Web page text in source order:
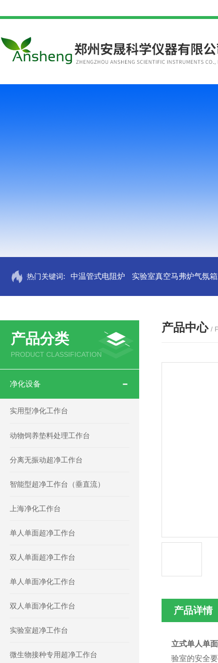
热门关键词: 中温管式电阻炉 实验室真空马弗炉气氛
产品分类
PRODUCT CLASSIFICATION
净化设备
实用型净化工作台
动物饲养垫料处理工作台
分离无振动超净工作台
智能型超净工作台（垂直流）
上海净化工作台
单人单面超净工作台
双人单面超净工作台
单人单面净化工作台
双人单面净化工作台
实验室超净工作台
微生物接种专用超净工作台
产品中心 /
产品详情
立式单人单
验室的安全